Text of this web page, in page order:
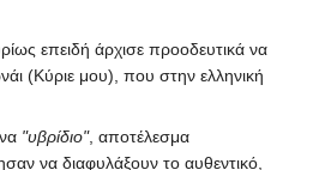
επειδή άρχισε προοδευτικά να
(Κύριε μου), που στην ελληνική
"υβρίδιο", αποτέλεσμα
να διαφυλάξουν το αυθεντικό,